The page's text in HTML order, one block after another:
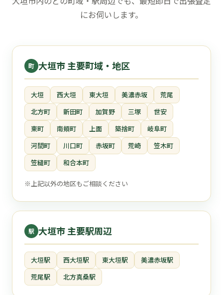
にお伺いします。
町 大垣市 主要町域・地区
大垣 西大垣 東大垣 美濃赤坂
荒尾
北方町
新田町 加賀野 三塚
世安
東町
南頬町 上面 築捨町
岐阜町
河間町
川口町 赤坂町 荒崎
笠木町
笠縫町
和合本町
※上記以外の地区もご相談ください
駅 大垣市 主要駅周辺
大垣駅 西大垣駅 東大垣駅
美濃赤坂駅
荒尾駅
北方真桑駅